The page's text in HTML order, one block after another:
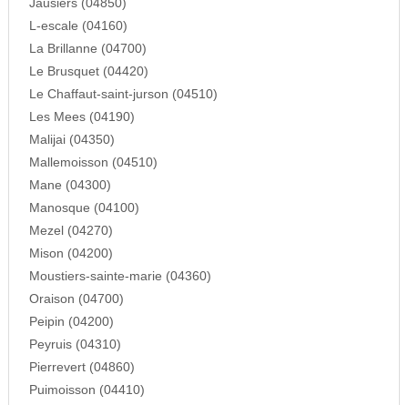
Jausiers (04850)
L-escale (04160)
La Brillanne (04700)
Le Brusquet (04420)
Le Chaffaut-saint-jurson (04510)
Les Mees (04190)
Malijai (04350)
Mallemoisson (04510)
Mane (04300)
Manosque (04100)
Mezel (04270)
Mison (04200)
Moustiers-sainte-marie (04360)
Oraison (04700)
Peipin (04200)
Peyruis (04310)
Pierrevert (04860)
Puimoisson (04410)